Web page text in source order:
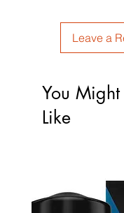
Leave a
You
Like